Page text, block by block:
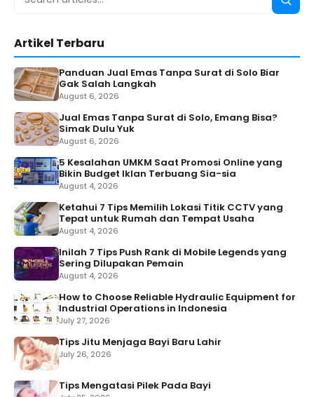
Search
Artikel Terbaru
Panduan Jual Emas Tanpa Surat di Solo Biar
Gak Salah Langkah
August 6, 2026
Jual Emas Tanpa Surat di Solo, Emang Bisa?
Simak Dulu Yuk
August 6, 2026
5 Kesalahan UMKM Saat Promosi Online yang
Bikin Budget Iklan Terbuang Sia-sia
August 4, 2026
Ketahui 7 Tips Memilih Lokasi Titik CCTV yang
Tepat untuk Rumah dan Tempat Usaha
August 4, 2026
Inilah 7 Tips Push Rank di Mobile Legends yang
Sering Dilupakan Pemain
August 4, 2026
How to Choose Reliable Hydraulic Equipment for
Industrial Operations in Indonesia
July 27, 2026
Tips Jitu Menjaga Bayi Baru Lahir
July 26, 2026
Tips Mengatasi Pilek Pada Bayi